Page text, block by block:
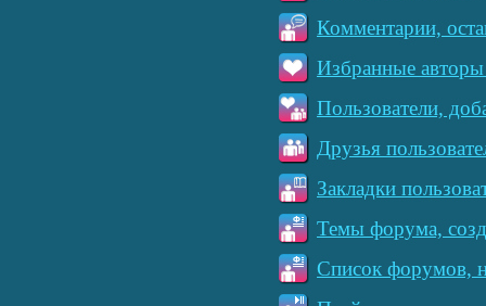
Комментарии,
Избранные авторы
Пользователи,
Друзья
Закладки
Темы форума,
Список форумов,